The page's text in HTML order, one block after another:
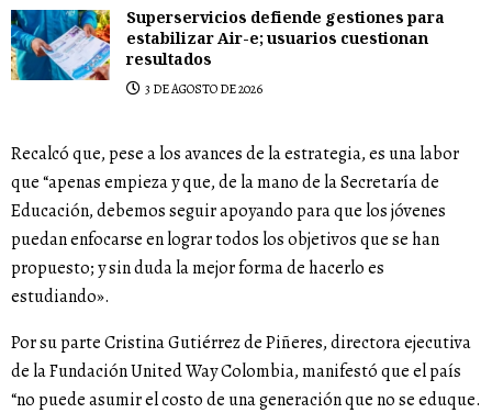
Superservicios defiende gestiones para
estabilizar Air-e; usuarios cuestionan
resultados
3 DE AGOSTO DE 2026
Recalcó que, pese a los avances de la estrategia, es una labor
que “apenas empieza y que, de la mano de la Secretaría de
Educación, debemos seguir apoyando para que los jóvenes
puedan enfocarse en lograr todos los objetivos que se han
propuesto; y sin duda la mejor forma de hacerlo es
estudiando».
Por su parte Cristina Gutiérrez de Piñeres, directora ejecutiva
de la Fundación United Way Colombia, manifestó que el país
“no puede asumir el costo de una generación que no se eduque.